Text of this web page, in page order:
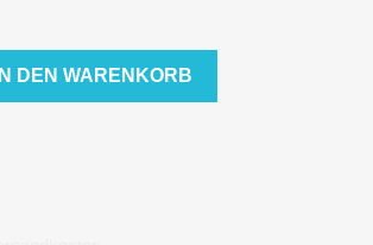
IN DEN WARENKORB